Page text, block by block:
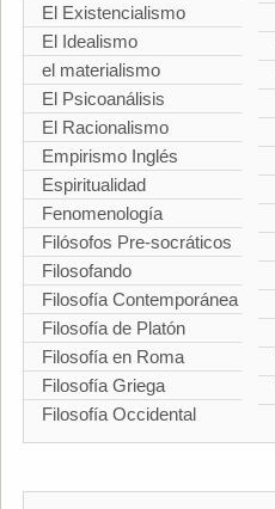
El Existencialismo
El Idealismo
el materialismo
El Psicoanálisis
El Racionalismo
Empirismo Inglés
Espiritualidad
Fenomenología
Filósofos Pre-socráticos
Filosofando
Filosofía Contemporánea
Filosofía de Platón
Filosofía en Roma
Filosofía Griega
Filosofía Occidental